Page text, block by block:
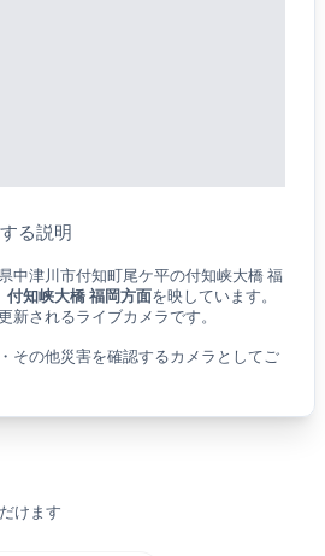
けます
る説明
中津川市付知町尾ケ平の付知峡大橋 福
付知峡大橋 福岡方面を映しています。
新されるライブカメラです。
その他災害を確認するカメラとしてご